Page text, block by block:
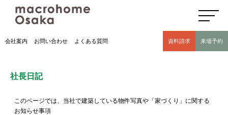
高気密高断熱住宅のマクロホーム大阪の社長日記(豊中市 モデルハウス有)
会社案内 お問い合わせ よくある質問 資料請求 来場予約
社長日記
このページでは、当社で建築している物件写真や「家づくり」に関する
お知らせ事項